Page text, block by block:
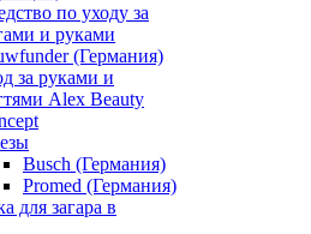
по уходу за
и руками
(Германия)
за руками и
Alex Beauty
Busch (Германия)
Promed (Германия)
для загара в